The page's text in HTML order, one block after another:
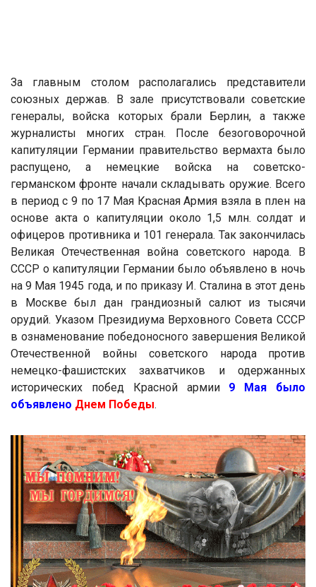
За главным столом располагались представители
союзных держав. В зале присутствовали советские
генералы, войска которых брали Берлин, а также
журналисты многих стран. После безоговорочной
капитуляции Германии правительство вермахта было
распущено, а немецкие войска на советско-
германском фронте начали складывать оружие. Всего
в период с 9 по 17 Мая Красная Армия взяла в плен на
основе акта о капитуляции около 1,5 млн. солдат и
офицеров противника и 101 генерала. Так закончилась
Великая Отечественная война советского народа. В
СССР о капитуляции Германии было объявлено в ночь
на 9 Мая 1945 года, и по приказу И. Сталина в этот день
в Москве был дан грандиозный салют из тысячи
орудий. Указом Президиума Верховного Совета СССР
в ознаменование победоносного завершения Великой
Отечественной войны советского народа против
немецко-фашистских захватчиков и одержанных
исторических побед Красной армии 9 Мая было
объявлено Днем Победы.